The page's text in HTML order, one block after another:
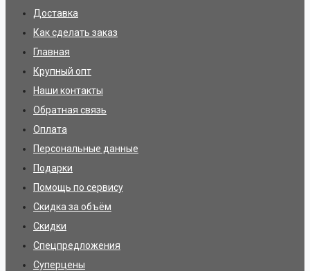
Доставка
Как сделать заказ
Главная
Крупный опт
Наши контакты
Обратная связь
Оплата
Персональные данные
Подарки
Помощь по сервису
Скидка за объём
Скидки
Спецпредложения
Суперцены